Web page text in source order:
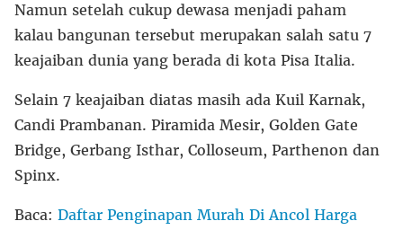
Namun setelah cukup dewasa menjadi paham
kalau bangunan tersebut merupakan salah satu 7
keajaiban dunia yang berada di kota Pisa Italia.
Selain 7 keajaiban diatas masih ada Kuil Karnak,
Candi Prambanan. Piramida Mesir, Golden Gate
Bridge, Gerbang Isthar, Colloseum, Parthenon dan
Spinx.
Baca: Daftar Penginapan Murah Di Ancol Harga